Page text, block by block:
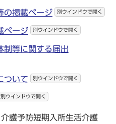
の掲載ページ 別ウインドウで開く
ページ 別ウインドウで開く
制等に関する届出
ついて 別ウインドウで開く
別ウインドウで開く
護予防短期入所生活介護